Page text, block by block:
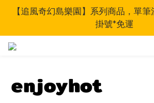
【追風奇幻島樂園】系列商品，單
掛號*免運
enjoyhot